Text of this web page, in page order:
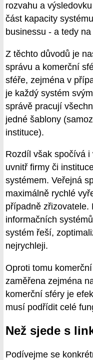
rozvahu a
část kapacity
businessu - a tedy
Z těchto důvodů je
správu a komerční
sféře, zejména v
je každý systém
správě pracují
jedné šablony
instituce).
Rozdíl však spočívá
uvnitř firmy či
systémem. Veřejná
maximálně rychlé
případně zřizovatele.
informačních
systém řeší,
nejrychleji.
Oproti tomu
zaměřena zejména
komerční sféry je
musí podřídit celé
Než sjede s
Podívejme se